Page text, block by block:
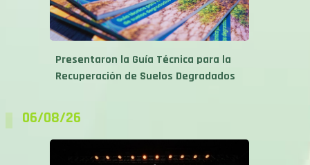
Presentaron la Guía Técnica para la
Recuperación de Suelos Degradados
06/08/26